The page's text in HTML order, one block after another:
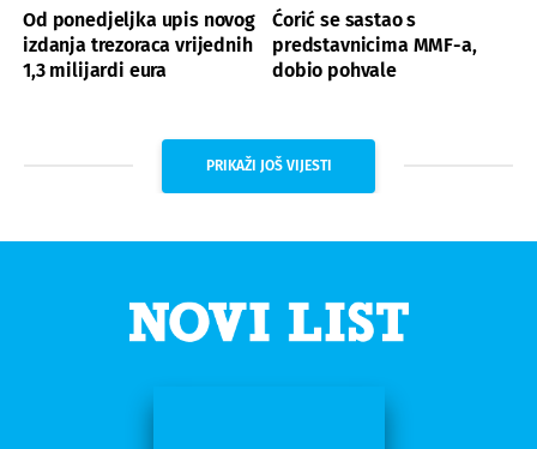
Od ponedjeljka upis novog
izdanja trezoraca vrijednih
1,3 milijardi eura
Ćorić se sastao s
predstavnicima MMF-a,
dobio pohvale
PRIKAŽI JOŠ VIJESTI